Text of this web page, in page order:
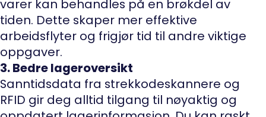
varer kan behandles på en brøkdel av
tiden. Dette skaper mer effektive
arbeidsflyter og frigjør tid til andre viktige
oppgaver.
3. Bedre lageroversikt
Sanntidsdata fra strekkodeskannere og
RFID gir deg alltid tilgang til nøyaktig og